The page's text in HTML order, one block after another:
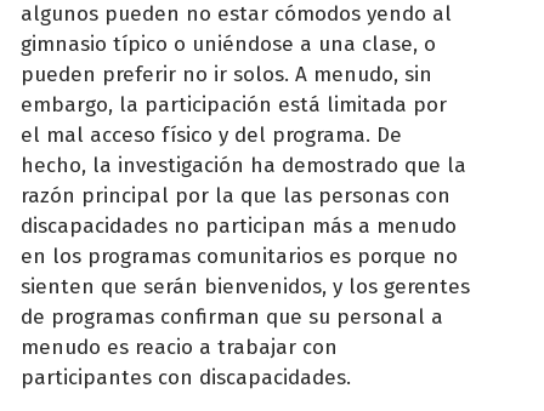
algunos pueden no estar cómodos yendo al
gimnasio típico o uniéndose a una clase, o
pueden preferir no ir solos. A menudo, sin
embargo, la participación está limitada por
el mal acceso físico y del programa. De
hecho, la investigación ha demostrado que la
razón principal por la que las personas con
discapacidades no participan más a menudo
en los programas comunitarios es porque no
sienten que serán bienvenidos, y los gerentes
de programas confirman que su personal a
menudo es reacio a trabajar con
participantes con discapacidades.